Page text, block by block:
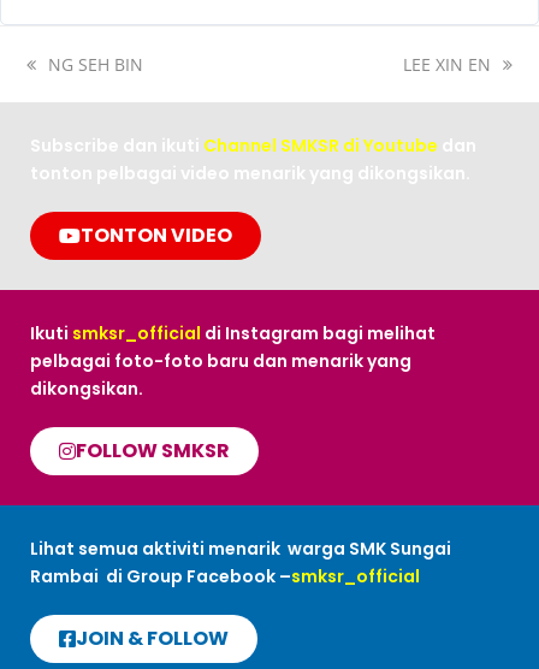
NG SEH BIN LEE XIN EN
Subscribe dan ikuti Channel SMKSR di Youtube dan
tonton pelbagai video menarik yang dikongsikan.
TONTON VIDEO
Ikuti smksr_official di Instagram bagi melihat
pelbagai foto-foto baru dan menarik yang
dikongsikan.
FOLLOW SMKSR
Lihat semua aktiviti menarik warga SMK Sungai
Rambai di Group Facebook –smksr_official
JOIN & FOLLOW